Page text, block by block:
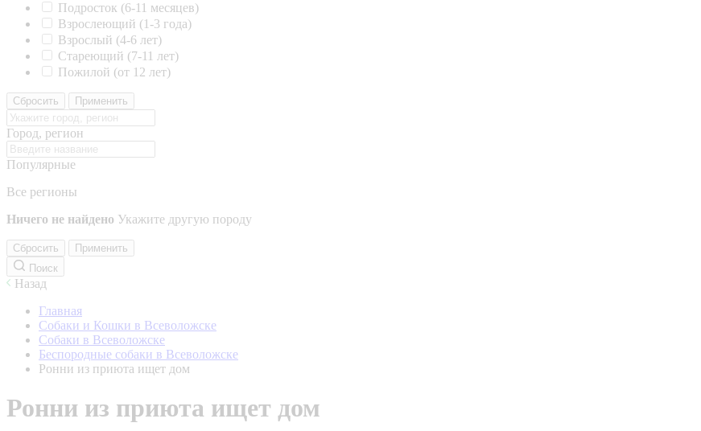
Подросток (6-11 месяцев)
Взрослеющий (1-3 года)
Взрослый (4-6 лет)
Стареющий (7-11 лет)
Пожилой (от 12 лет)
Сбросить Применить
Город, регион
Популярные
Все регионы
Ничего не найдено Укажите другую породу
Сбросить
Применить
Поиск
Назад
Главная
Собаки и Кошки в Всеволожске
Собаки в Всеволожске
Беспородные собаки в Всеволожске
Ронни из приюта ищет дом
Ронни из приюта ищет дом